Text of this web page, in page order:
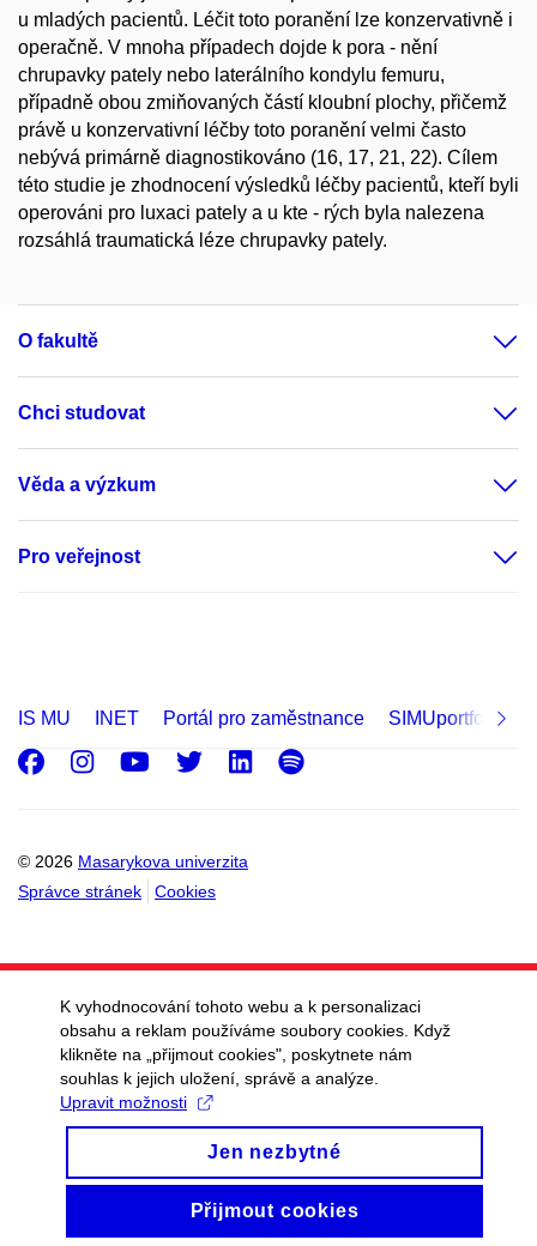
u mladých pacientů. Léčit toto poranění lze konzervativně i
operačně. V mnoha případech dojde k pora - nění
chrupavky pately nebo laterálního kondylu femuru,
případně obou zmiňovaných částí kloubní plochy, přičemž
právě u konzervativní léčby toto poranění velmi často
nebývá primárně diagnostikováno (16, 17, 21, 22). Cílem
této studie je zhodnocení výsledků léčby pacientů, kteří byli
operováni pro luxaci pately a u kte - rých byla nalezena
rozsáhlá traumatická léze chrupavky pately.
O fakultě
Chci studovat
Věda a výzkum
Pro veřejnost
IS MU INET Portál pro zaměstnance SIMUportfolio
© 2026 Masarykova univerzita
Správce stránek
Cookies
Facebook
Instagram
Youtube
Twitter
LinkedIn
Spotify
K vyhodnocování tohoto webu a k personalizaci
obsahu a reklam používáme soubory cookies. Když
klikněte na „přijmout cookies", poskytnete nám
souhlas k jejich uložení, správě a analýze.
Upravit možnosti
Jen nezbytné
Přijmout cookies